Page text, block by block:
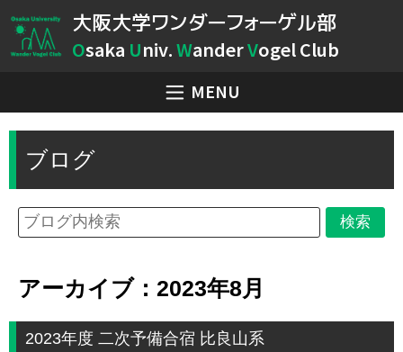
大阪大学ワンダーフォーゲル部
Osaka Univ.WanderVogel Club
MENU
ブログ
アーカイブ：2023年8月
2023年度 二次予備合宿 比良山系